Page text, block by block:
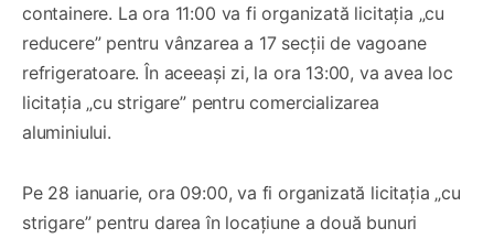
containere. La ora 11:00 va fi organizată licitația „cu
reducere” pentru vânzarea a 17 secții de vagoane
refrigeratoare. În aceeași zi, la ora 13:00, va avea loc
licitația „cu strigare” pentru comercializarea
aluminiului.
Pe 28 ianuarie, ora 09:00, va fi organizată licitația „cu
strigare” pentru darea în locațiune a două bunuri